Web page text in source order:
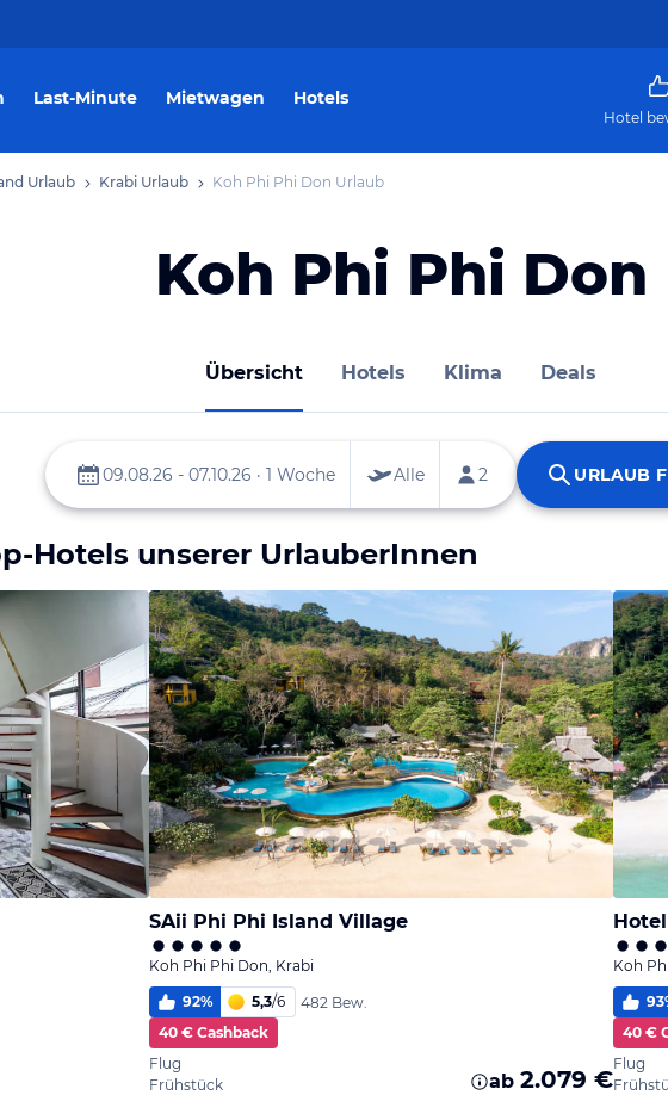
Last-Minute Mietwagen Hotels
Hotel
Urlaub Krabi Urlaub Koh Phi Phi Don Urlaub
Koh Phi Phi Don
Übersicht Hotels Klima Deals
Hotels unserer UrlauberInnen
SAii Phi Phi Island Village
Koh Phi Phi Don, Krabi
92% 5,3/6
482 Bew.
40 € Cashback
Flug
Frühstück
ab 2.079 €
Koh
93
40 €
Flug